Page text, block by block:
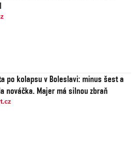
po kolapsu v Boleslavi: minus šest a
nováčka. Majer má silnou zbraň